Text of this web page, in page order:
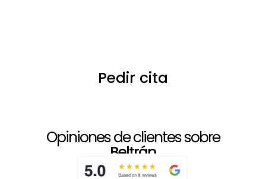
Pedir cita
Opiniones de clientes sobre
Beltrán